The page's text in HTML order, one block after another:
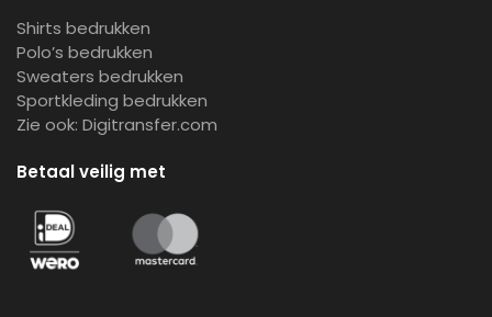
Shirts bedrukken
Polo’s bedrukken
Sweaters bedrukken
Sportkleding bedrukken
Zie ook: Digitransfer.com
Betaal veilig met